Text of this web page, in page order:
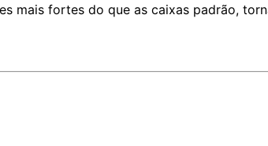
mais fortes do que as caixas padrão,